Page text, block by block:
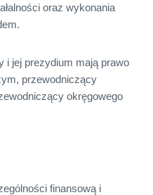
oraz wykonania
i jej prezydium mają prawo
przewodniczący
okręgowego
finansową i